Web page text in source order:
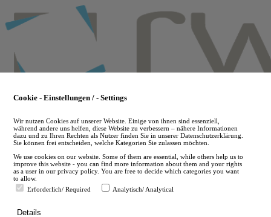
to
main
Cookie - Einstellungen / - Settings
Wir nutzen Cookies auf unserer Website. Einige von ihnen sind essenziell,
während andere uns helfen, diese Website zu verbessern – nähere Informationen
dazu und zu Ihren Rechten als Nutzer finden Sie in unserer Datenschutzerklärung.
Sie können frei entscheiden, welche Kategorien Sie zulassen möchten.
We use cookies on our website. Some of them are essential, while others help us to
improve this website - you can find more information about them and your rights
as a user in our privacy policy. You are free to decide which categories you want
to allow.
Erforderlich/ Required
Analytisch/ Analytical
Details